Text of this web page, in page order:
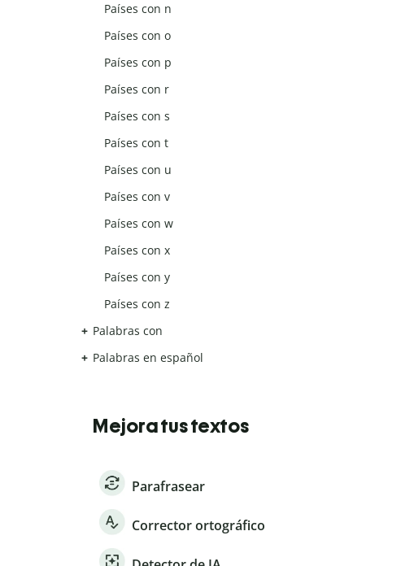
Países con n
Países con o
Países con p
Países con r
Países con s
Países con t
Países con u
Países con v
Países con w
Países con x
Países con y
Países con z
Palabras con
Palabras en español
Mejora tus textos
Parafrasear
Corrector ortográfico